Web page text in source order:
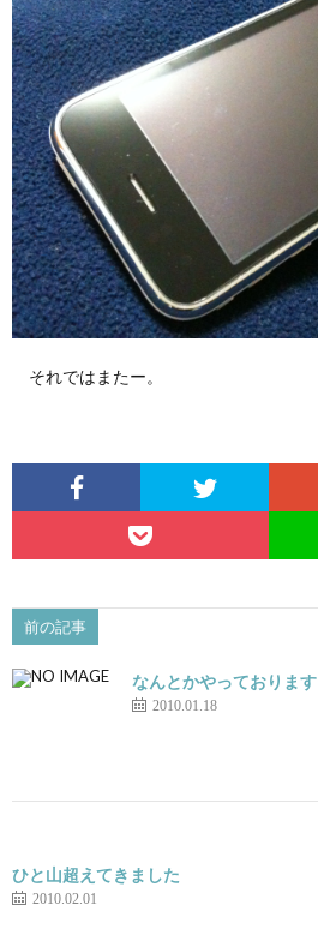
それではまたー。
前の記事
なんとかやっております
2010.01.18
ひと山超えてきました
2010.02.01